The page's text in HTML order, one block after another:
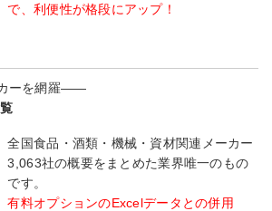
で、利便性が格段にアップ！
ーを網羅――
全国食品・酒類・機械・資材関連メーカー
3,063社の概要をまとめた業界唯一のもの
です。
有料オプションのExcelデータとの併用